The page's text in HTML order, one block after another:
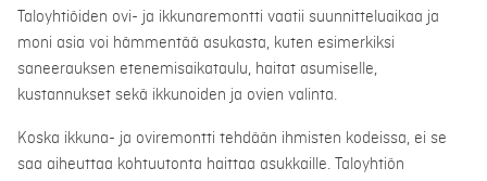
Taloyhtiöiden ovi- ja ikkunaremontti vaatii suunnitteluaikaa ja
moni asia voi hämmentää asukasta, kuten esimerkiksi
saneerauksen etenemisaikataulu, haitat asumiselle,
kustannukset sekä ikkunoiden ja ovien valinta.
Koska ikkuna- ja oviremontti tehdään ihmisten kodeissa, ei se
saa aiheuttaa kohtuutonta haittaa asukkaille. Taloyhtiön